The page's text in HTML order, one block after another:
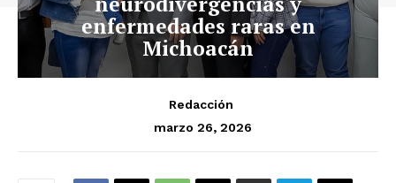
enfermedades raras en
Michoacán
Redacción
marzo 26, 2026